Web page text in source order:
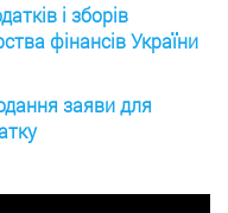
і зборів
фінансів України
заяви для